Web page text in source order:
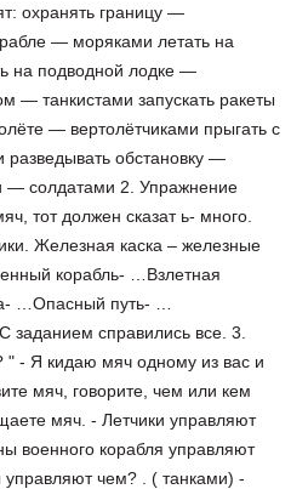
охранять границу —
— моряками летать на
на подводной лодке —
— танкистами запускать ракеты
— вертолётчиками прыгать с
обстановку —
— солдатами 2. Упражнение
тот должен сказат ь- много.
Железная каска – железные
корабль- …Взлетная
…Опасный путь- …
заданием справились все. 3.
- Я кидаю мяч одному из вас и
мяч, говорите, чем или кем
мяч. - Летчики управляют
военного корабля управляют
чем? . ( танками) -